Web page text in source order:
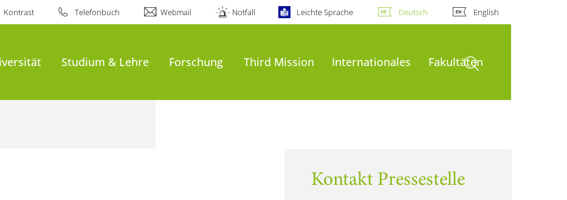
Kontrast Telefonbuch Webmail Notfall Leichte Sprache Deutsch English
Studium & Lehre Forschung Third Mission Internationales FakultätenSuche öffnen
Kontakt Pressestelle